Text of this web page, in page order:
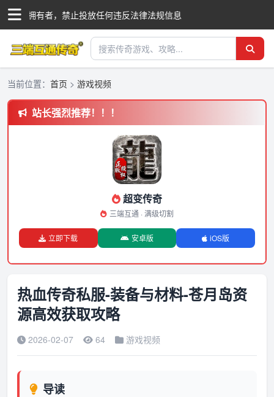
标拥有者，禁止投放任何违反法律法规信息
当前位置： 首页 > 游戏视频
站长强烈推荐！！！
超变传奇
三端互通 · 满级切割
立即下载 安卓版 iOS版
热血传奇私服-装备与材料-苍月岛资
源高效获取攻略
2026-02-07 64 游戏视频
导读